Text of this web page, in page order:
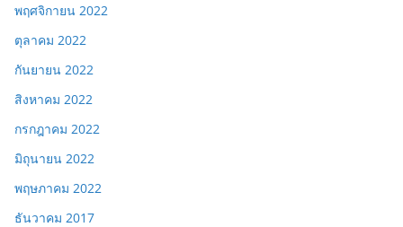
พฤศจิกายน 2022
ตุลาคม 2022
กันยายน 2022
สิงหาคม 2022
กรกฎาคม 2022
มิถุนายน 2022
พฤษภาคม 2022
ธันวาคม 2017